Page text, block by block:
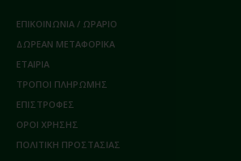
ΕΠΙΚΟΙΝΩΝΙΑ / ΩΡΑΡΙΟ
ΔΩΡΕΑΝ ΜΕΤΑΦΟΡΙΚΑ
ΕΤΑΙΡΙΑ
ΤΡΟΠΟΙ ΠΛΗΡΩΜΗΣ
ΕΠΙΣΤΡΟΦΕΣ
ΟΡΟΙ ΧΡΗΣΗΣ
ΠΟΛΙΤΙΚΗ ΠΡΟΣΤΑΣΙΑΣ